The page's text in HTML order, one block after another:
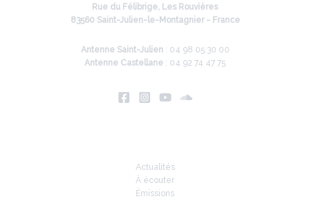
Rue du Félibrige, Les Rouvières
83560 Saint-Julien-le-Montagnier - France
Antenne Saint-Julien : 04 98 05 30 00
Antenne Castellane : 04 92 74 47 75
Actualités
À écouter
Émissions